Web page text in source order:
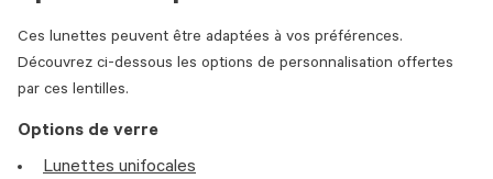
Ces lunettes peuvent être adaptées à vos préférences.
Découvrez ci-dessous les options de personnalisation offertes
par ces lentilles.
Options de verre
Lunettes unifocales